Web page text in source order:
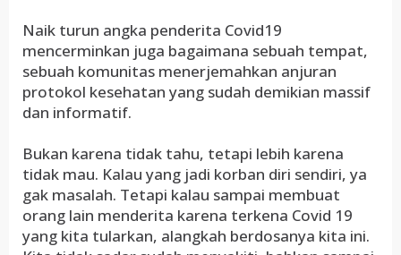
Naik turun angka penderita Covid19
mencerminkan juga bagaimana sebuah tempat,
sebuah komunitas menerjemahkan anjuran
protokol kesehatan yang sudah demikian massif
dan informatif.
Bukan karena tidak tahu, tetapi lebih karena
tidak mau. Kalau yang jadi korban diri sendiri, ya
gak masalah. Tetapi kalau sampai membuat
orang lain menderita karena terkena Covid 19
yang kita tularkan, alangkah berdosanya kita ini.